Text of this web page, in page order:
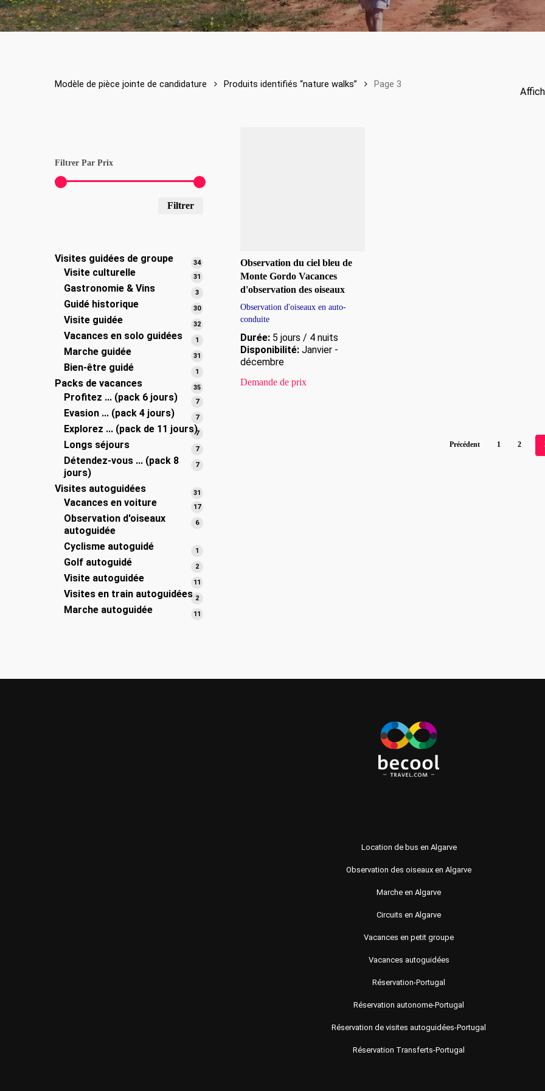
Modèle de pièce jointe de candidature Produits identifiés “nature walks” Page 3
Filtrer Par Prix
Filtrer
Visites guidées de groupe 3434
Visite culturelle 31
Gastronomie & Vins 33
Guidé historique 3030
Visite guidée 3232
Vacances en solo guidées 1
Marche guidée 31
Bien-être guidé 1
Packs de vacances 3535
Profitez ... (pack 6 jours) 77
Evasion ... (pack 4 jours) 77
Explorez ... (pack de 11 jours)77
Longs séjours 77
Détendez-vous ... (pack 8
jours)
77
Visites autoguidées 31
produits
Vacances en voiture 1717
Observation d'oiseaux
autoguidée
66
Cyclisme autoguidé 1
Golf autoguidé 22
Visite autoguidée 11
Visites en train autoguidées 22
Marche autoguidée 11
Observation du ciel bleu de
Monte Gordo Vacances
d'observation des oiseaux
Observation d'oiseaux en auto-
conduite
Durée: 5 jours / 4 nuits
Disponibilité: Janvier -
décembre
Demande de prix
Précédent 1 2
Location de bus en Algarve
Observation des oiseaux en Algarve
Marche en Algarve
Circuits en Algarve
Vacances en petit groupe
Vacances autoguidées
Réservation-Portugal
Réservation autonome-Portugal
Réservation de visites autoguidées-Portugal
Réservation Transferts-Portugal